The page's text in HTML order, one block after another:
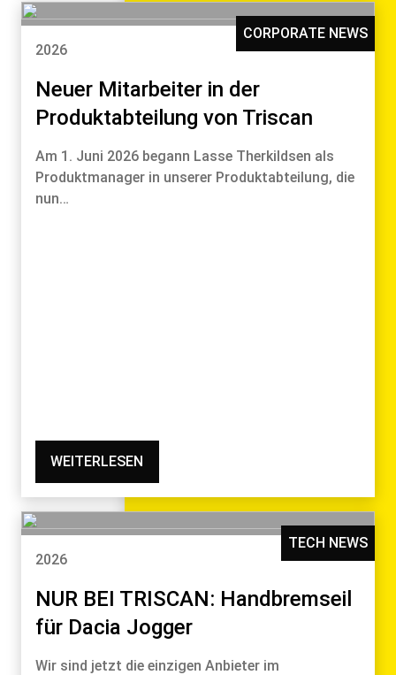
CORPORATE NEWS
2026
Neuer Mitarbeiter in der
Produktabteilung von Triscan
Am 1. Juni 2026 begann Lasse Therkildsen als
Produktmanager in unserer Produktabteilung, die
nun…
WEITERLESEN
TECH NEWS
2026
NUR BEI TRISCAN: Handbremseil
für Dacia Jogger
Wir sind jetzt die einzigen Anbieter im